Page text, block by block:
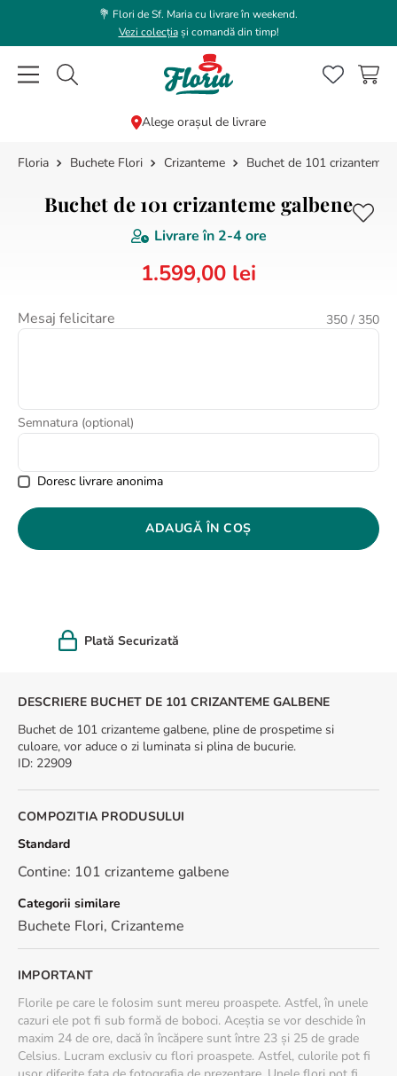
💐 Flori de Sf. Maria cu livrare în weekend.
Vezi colecțiași comandă din timp!
Caută flori, plante, cadouri...
Alege orașul de livrare
Buchete Flori Crizanteme Buchet de 101 crizanteme
Buchet de 101 crizanteme galbene
Livrare în 2-4 ore
1.599,00 lei
Mesaj felicitare 350 / 350
Semnatura (optional)
Doresc livrare anonima
ADAUGĂ ÎN COȘ
Felicitare cadou
DESCRIERE BUCHET DE 101 CRIZANTEME GALBENE
Buchet de 101 crizanteme galbene, pline de prospetime si
culoare, vor aduce o zi luminata si plina de bucurie.
ID: 22909
COMPOZITIA PRODUSULUI
Standard
Contine: 101 crizanteme galbene
Categorii similare
Buchete Flori, Crizanteme
IMPORTANT
Florile pe care le folosim sunt mereu proaspete. Astfel, în unele
cazuri ele pot fi sub formă de boboci. Aceștia se vor deschide în
maxim 24 de ore, dacă în încăpere sunt între 23 și 25 de grade
Celsius. Lucram exclusiv cu flori proaspete. Astfel, culorile pot fi
CĂUTĂRI POPULARE
5.
hortensie
8.
buchet crini
9
10. ranunculus